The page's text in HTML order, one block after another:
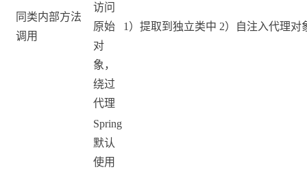
同类内部方法
调用
访问
原始
对
象，
绕过
代理
1）提取到独立类中 2）自注入代理对
Spring
默认
使用